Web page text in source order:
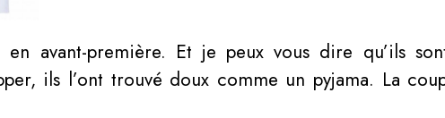
avant-première. Et je peux vous dire qu’ils
ils l’ont trouvé doux comme un pyjama. La